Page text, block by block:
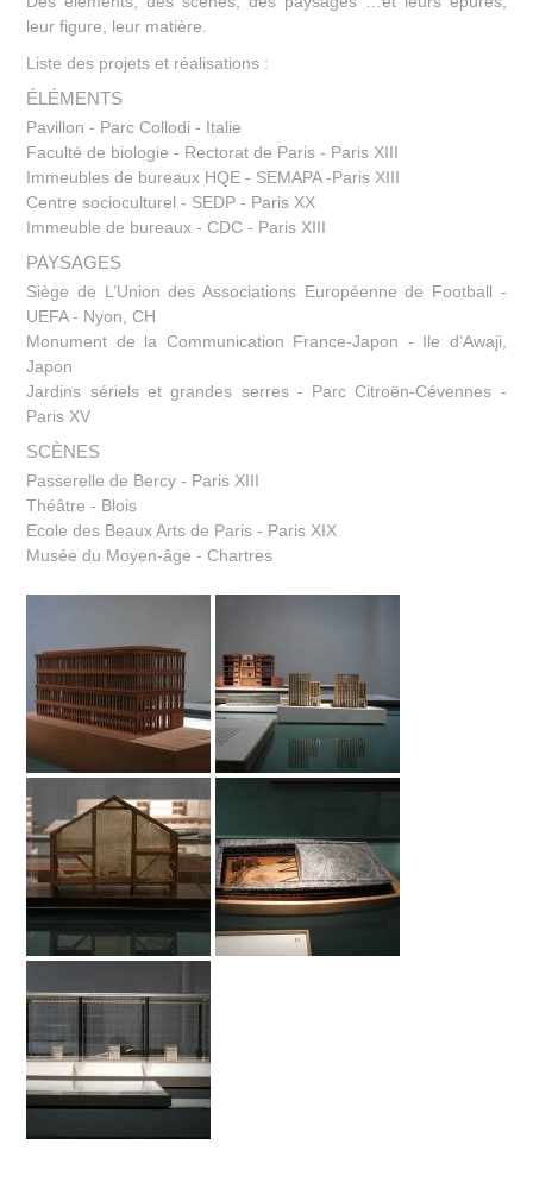
leur figure, leur matière.
Liste des projets et réalisations :
ÉLÉMENTS
Pavillon - Parc Collodi - Italie
Faculté de biologie - Rectorat de Paris - Paris XIII
Immeubles de bureaux HQE - SEMAPA -Paris XIII
Centre socioculturel - SEDP - Paris XX
Immeuble de bureaux - CDC - Paris XIII
PAYSAGES
Siège de L’Union des Associations Européenne de Football -
UEFA - Nyon, CH
Monument de la Communication France-Japon - Ile d’Awaji,
Japon
Jardins sériels et grandes serres - Parc Citroën-Cévennes -
Paris XV
SCÈNES
Passerelle de Bercy - Paris XIII
Théâtre - Blois
Ecole des Beaux Arts de Paris - Paris XIX
Musée du Moyen-âge - Chartres